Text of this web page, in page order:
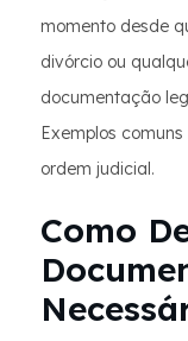
momento desde
divórcio ou
documentação
Exemplos
ordem judicial.
Como